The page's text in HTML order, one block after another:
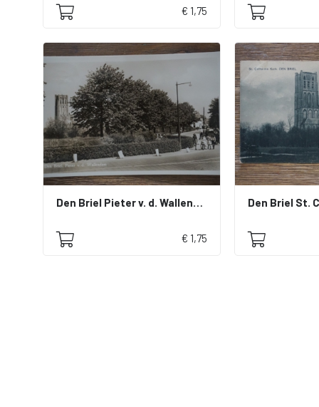
€ 1,75
Den Briel Pieter v. d. Wallendam
€ 1,75
Den Briel St.